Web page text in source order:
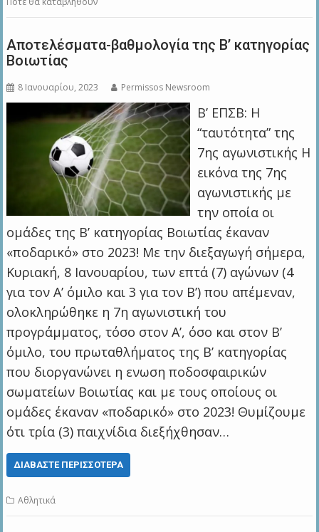
Αποτελέσματα-βαθμολογία της Β’ κατηγορίας
Βοιωτίας
8 Ιανουαρίου, 2023 Permissos Newsroom
Β’ ΕΠΣΒ: Η
“ταυτότητα” της
7ης αγωνιστικής Η
εικόνα της 7ης
αγωνιστικής με
την οποία οι
ομάδες της Β’ κατηγορίας Βοιωτίας έκαναν
«ποδαρικό» στο 2023! Με την διεξαγωγή σήμερα,
Κυριακή, 8 Ιανουαρίου, των επτά (7) αγώνων (4
για τον Α’ όμιλο και 3 για τον Β’) που απέμεναν,
ολοκληρώθηκε η 7η αγωνιστική του
προγράμματος, τόσο στον Α’, όσο και στον Β’
όμιλο, του πρωταθλήματος της Β’ κατηγορίας
που διοργανώνει η ενωση ποδοσφαιρικών
σωματείων Βοιωτίας και με τους οποίους οι
ομάδες έκαναν «ποδαρικό» στο 2023! Θυμίζουμε
ότι τρία (3) παιχνίδια διεξήχθησαν…
ΔΙΑΒΆΣΤΕ ΠΕΡΙΣΣΌΤΕΡΑ
Αθλητικά